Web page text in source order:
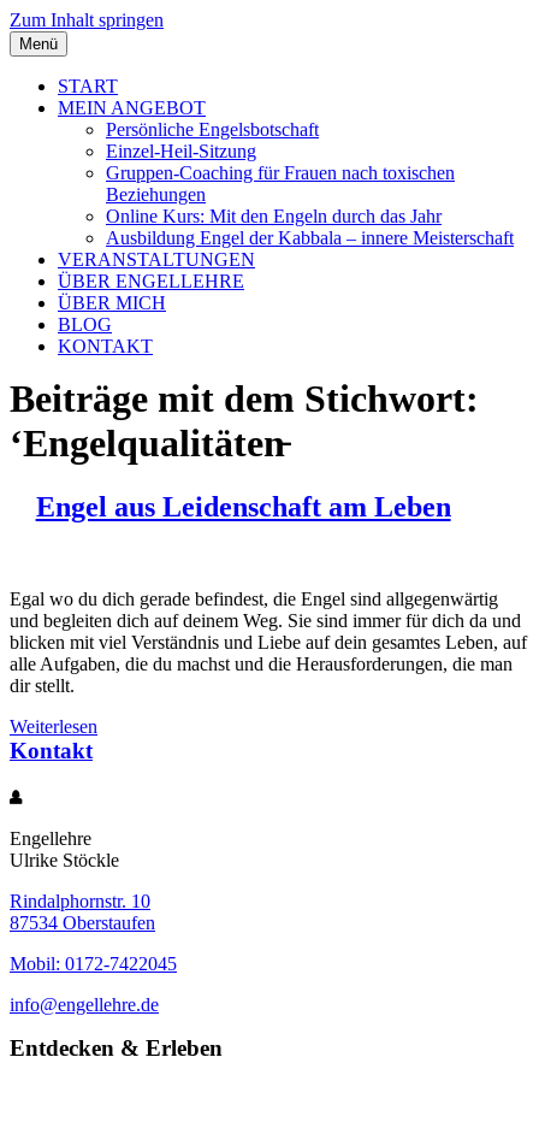
Zum Inhalt springen
Menü
START
MEIN ANGEBOT
Persönliche Engelsbotschaft
Einzel-Heil-Sitzung
Gruppen-Coaching für Frauen nach toxischen
Beziehungen
Online Kurs: Mit den Engeln durch das Jahr
Ausbildung Engel der Kabbala – innere Meisterschaft
VERANSTALTUNGEN
ÜBER ENGELLEHRE
ÜBER MICH
BLOG
KONTAKT
Beiträge mit dem Stichwort:
‘Engelqualitäten̵
Engel aus Leidenschaft am Leben
Egal wo du dich gerade befindest, die Engel sind allgegenwärtig
und begleiten dich auf deinem Weg. Sie sind immer für dich da und
blicken mit viel Verständnis und Liebe auf dein gesamtes Leben, auf
alle Aufgaben, die du machst und die Herausforderungen, die man
dir stellt.
Weiterlesen
Kontakt
Engellehre
Ulrike Stöckle
Rindalphornstr. 10
87534 Oberstaufen
Mobil: 0172-7422045
info@engellehre.de
Entdecken & Erleben